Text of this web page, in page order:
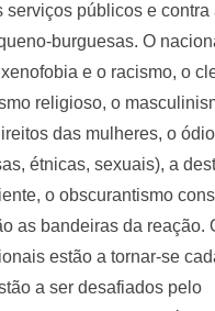
serviços públicos e contra
burguesas. O
e o racismo, o
religioso, o
das mulheres, o
étnicas, sexuais), a
o obscurantismo
as bandeiras da reação.
estão a tornar-se
a ser desafiados pelo